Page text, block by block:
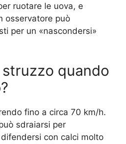
ruotare le uova, e
osservatore può
per un «nascondersi»
quando
fino a circa 70 km/h.
sdraiarsi per
con calci molto